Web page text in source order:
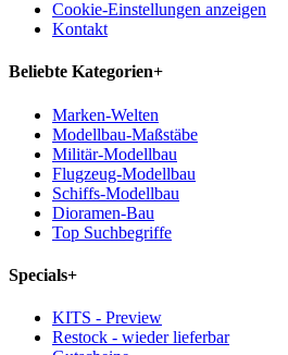
Cookie-Einstellungen anzeigen
Kontakt
Beliebte Kategorien+
Marken-Welten
Modellbau-Maßstäbe
Militär-Modellbau
Flugzeug-Modellbau
Schiffs-Modellbau
Dioramen-Bau
Top Suchbegriffe
Specials+
KITS - Preview
Restock - wieder lieferbar